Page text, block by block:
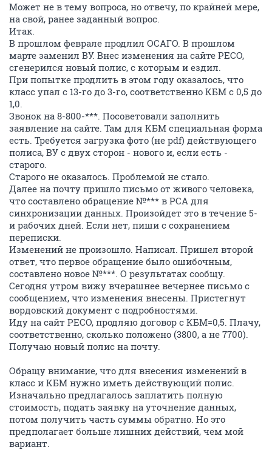
Может не в тему вопроса, но отвечу, по крайней мере,
на свой, ранее заданный вопрос.
Итак.
В прошлом феврале продлил ОСАГО. В прошлом
марте заменил ВУ. Внес изменения на сайте РЕСО,
сгенерился новый полис, с которым и ездил.
При попытке продлить в этом году оказалось, что
класс упал с 13-го до 3-го, соответственно КБМ с 0,5 до
1,0.
Звонок на 8-800-***. Посоветовали заполнить
заявление на сайте. Там для КБМ специальная форма
есть. Требуется загрузка фото (не pdf) действующего
полиса, ВУ с двух сторон - нового и, если есть -
старого.
Старого не оказалось. Проблемой не стало.
Далее на почту пришло письмо от живого человека,
что составлено обращение №*** в РСА для
синхронизации данных. Произойдет это в течение 5-
и рабочих дней. Если нет, пиши с сохранением
переписки.
Изменений не произошло. Написал. Пришел второй
ответ, что первое обращение было ошибочным,
составлено новое №***. О результатах сообщу.
Сегодня утром вижу вчерашнее вечернее письмо с
сообщением, что изменения внесены. Пристегнут
вордовский документ с подробностями.
Иду на сайт РЕСО, продляю договор с КБМ=0,5. Плачу,
соответственно, сколько положено (3800, а не 7700).
Получаю новый полис на почту.
Обращу внимание, что для внесения изменений в
класс и КБМ нужно иметь действующий полис.
Изначально предлагалось заплатить полную
стоимость, подать заявку на уточнение данных,
потом получить часть суммы обратно. Но это
предполагает больше лишних действий, чем мой
вариант.